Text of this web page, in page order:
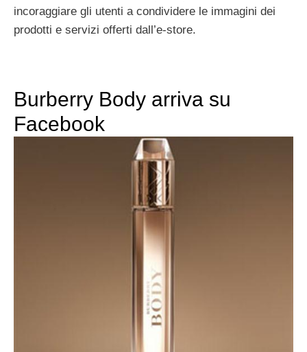
incoraggiare gli utenti a condividere le immagini dei
prodotti e servizi offerti dall’e-store.
Burberry Body arriva su
Facebook